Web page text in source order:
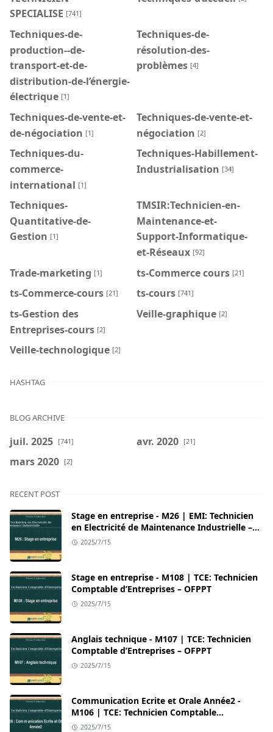
SPECIALISE [741]
Techniques-de-
production--de-
transport-et-de-
distribution-de-l’énergie-
électrique [1]
Techniques-de-
résolution-des-
problèmes [4]
Techniques-de-vente-et-
de-négociation [1]
Techniques-de-vente-et-
négociation [2]
Techniques-du-
commerce-
international [1]
Techniques-Habillement-
Industrialisation [34]
Techniques-
Quantitative-de-
Gestion [1]
TMSIR:Technicien-en-
Maintenance-et-
Support-Informatique-
et-Réseaux [92]
Trade-marketing [1] ts-Commerce cours [21]
ts-Commerce-cours [21] ts-cours [741]
ts-Gestion des
Entreprises-cours [2]
Veille-graphique [2]
Veille-technologique [2]
HASHTAG
BLOG ARCHIVE
juil. 2025 [741] avr. 2020 [21]
mars 2020 [2]
RECENT POST
Stage en entreprise - M26 | EMI: Technicien
en Electricité de Maintenance Industrielle –
OFPPT
2025/7/15
Stage en entreprise - M108 | TCE: Technicien
Comptable d’Entreprises – OFPPT
2025/7/15
Anglais technique - M107 | TCE: Technicien
Comptable d’Entreprises – OFPPT
2025/7/15
Communication Ecrite et Orale Année2 -
M106 | TCE: Technicien Comptable
d’Entreprises – OFPPT
2025/7/15